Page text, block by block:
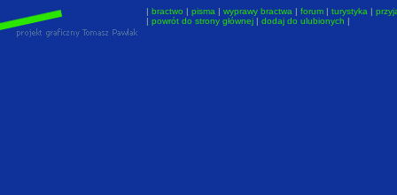
| bractwo | pisma | wyprawy bractwa | forum | turystyka |
| powrót do strony głównej | dodaj do ulubionych |